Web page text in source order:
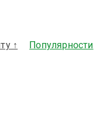
↑ Популярности